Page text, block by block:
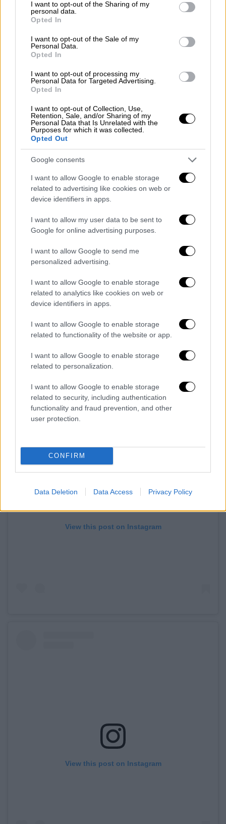
not limited to your visit or usage behaviour. You may click to
grant or deny consent to Google and its third-party tags to
use your data for below specified purposes in below Google
consent section.
I want to opt-out of the Sharing of my
personal data.
Opted In
I want to opt-out of the Sale of my
Personal Data.
Opted In
I want to opt-out of processing my
Personal Data for Targeted Advertising.
Opted In
I want to opt-out of Collection, Use,
Retention, Sale, and/or Sharing of my
Personal Data that Is Unrelated with the
Purposes for which it was collected.
Opted Out
Google consents
I want to allow Google to enable storage
related to advertising like cookies on web or
device identifiers in apps.
I want to allow my user data to be sent to
Google for online advertising purposes.
I want to allow Google to send me
personalized advertising.
I want to allow Google to enable storage
related to analytics like cookies on web or
device identifiers in apps.
I want to allow Google to enable storage
related to functionality of the website or app.
I want to allow Google to enable storage
related to personalization.
I want to allow Google to enable storage
related to security, including authentication
functionality and fraud prevention, and other
user protection.
CONFIRM
Data Deletion Data Access Privacy Policy
Βγήκε για ψώνια σε γνωστούς οίκους
Ρεπορτάζ της Daily Mail, αναφέρει πως η
συμπεριφορά της ενοχλούσε τους
ήθελε να φορά τα ρούχα της αποστολής της
Παραγουάης, ενώ πήγαινε βόλτες για ψώνια
στο Παρίσι στην Yves Saint Laurent και τη
Louis Vuitton, ενώ είχε επισκεφτεί και την
EuroDisney.
View this post on Instagram
View this post on Instagram
View this post on Instagram